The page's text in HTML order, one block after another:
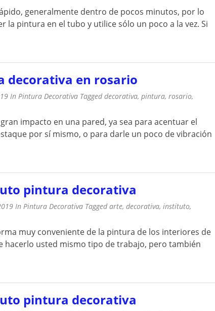
generalmente dentro de pocos minutos, por lo
la pintura en el tubo y utilice sólo un poco a la vez. Si
decorativa en rosario
In Pintura Decorativa Taggeddecorativa, pintura, rosario,
impacto en una pared, ya sea para acentuar el
por sí mismo, o para darle un poco de vibración
pintura decorativa
In Pintura Decorativa Taggedarte, decorativa, instituto,
muy conveniente de la pintura de los interiores de
hacerlo usted mismo tipo de trabajo, pero también
pintura decorativa